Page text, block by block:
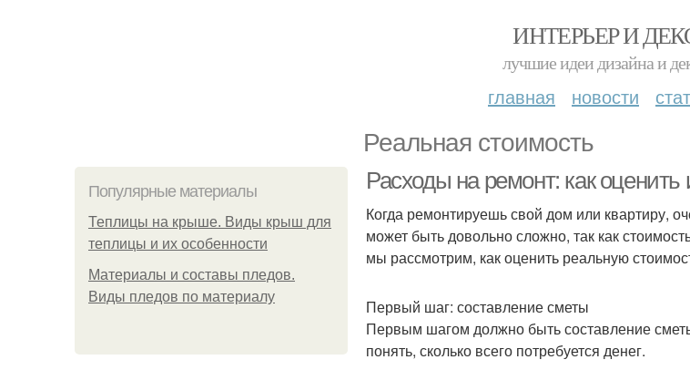
ИНТЕРЬЕР И
лучшие идеи дизайна и
главная новости
Реальная стоимость
Популярные материалы
Теплицы на крыше. Виды крыш для
теплицы и их особенности
Материалы и составы пледов.
Виды пледов по материалу
Расходы на ремонт: как
Когда ремонтируешь свой дом или квартиру,
может быть довольно сложно, так как
мы рассмотрим, как оценить реальную
Первый шаг: составление сметы
Первым шагом должно быть составление
понять, сколько всего потребуется денег.